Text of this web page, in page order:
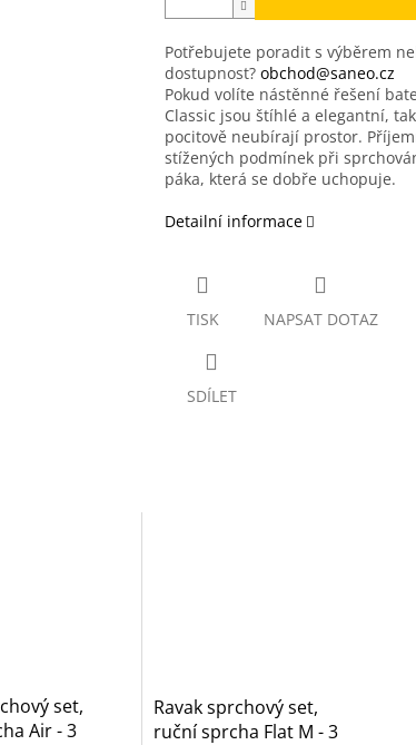
Potřebujete poradit s výběrem
dostupnost? obchod@saneo.cz
Pokud volíte nástěnné řešení
Classic jsou štíhlé a elegantní,
pocitově neubírají prostor.
stížených podmínek při
páka, která se dobře uchopuje.
Detailní informace
TISK NAPSAT DOTAZ
SDÍLET
set,
Air - 3
Ravak sprchový set,
ruční sprcha Flat M - 3